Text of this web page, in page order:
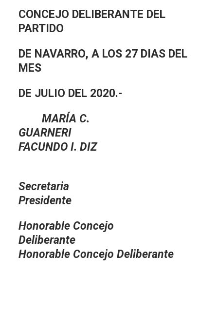
CONCEJO DELIBERANTE DEL
PARTIDO
DE NAVARRO, A LOS 27 DIAS DEL
MES
DE JULIO DEL 2020.-
MARÍA C.
FACUNDO I. DIZ
Presidente
Honorable Concejo
Deliberante
Honorable Concejo Deliberante